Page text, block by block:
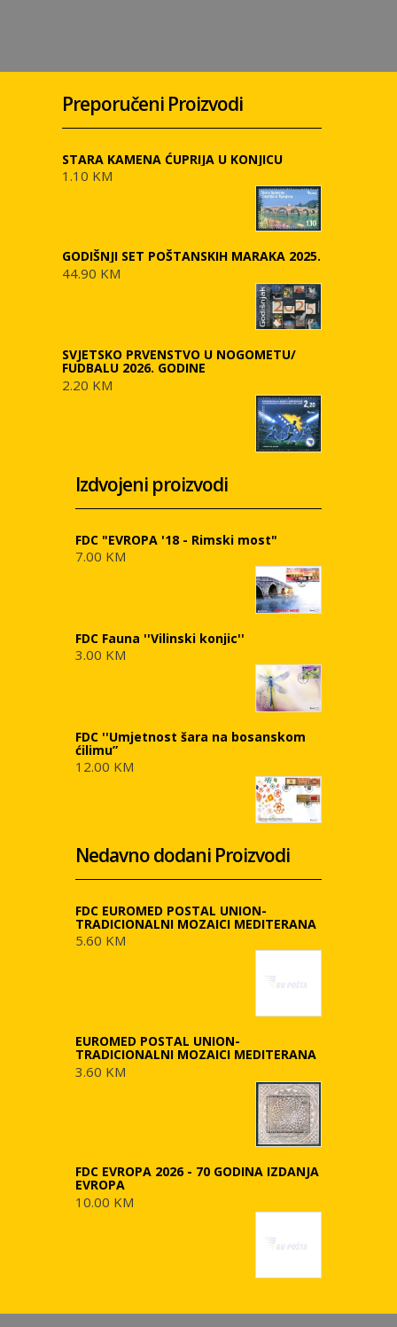
Preporučeni Proizvodi
STARA KAMENA ĆUPRIJA U KONJICU
1.10 KM
GODIŠNJI SET POŠTANSKIH MARAKA 2025.
44.90 KM
SVJETSKO PRVENSTVO U NOGOMETU/
FUDBALU 2026. GODINE
2.20 KM
Izdvojeni proizvodi
FDC "EVROPA '18 - Rimski most"
7.00 KM
FDC Fauna ''Vilinski konjic''
3.00 KM
FDC ''Umjetnost šara na bosanskom
ćilimu”
12.00 KM
Nedavno dodani Proizvodi
FDC EUROMED POSTAL UNION-
TRADICIONALNI MOZAICI MEDITERANA
5.60 KM
EUROMED POSTAL UNION-
TRADICIONALNI MOZAICI MEDITERANA
3.60 KM
FDC EVROPA 2026 - 70 GODINA IZDANJA
EVROPA
10.00 KM